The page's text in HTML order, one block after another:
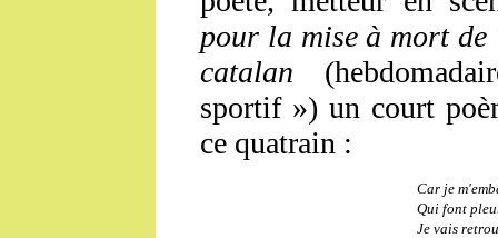
pour la mise à mort de
catalan
sportif ») un court
ce quatrain :
Car je
Qui font
Je vais